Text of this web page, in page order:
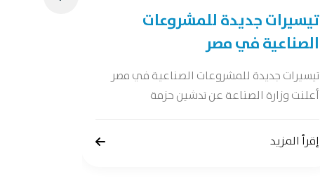
تيسيرات جديدة للمشروعات
الصناعية في مصر
تيسيرات جديدة للمشروعات الصناعية في مصر
أعلنت وزارة الصناعة عن تدشين حزمة
إقرأ المزيد